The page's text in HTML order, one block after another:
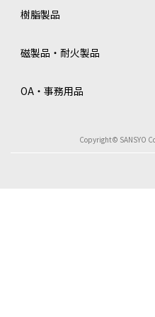
樹脂製品
磁製品・耐火製品
OA・事務用品
Copyright© SANSYO